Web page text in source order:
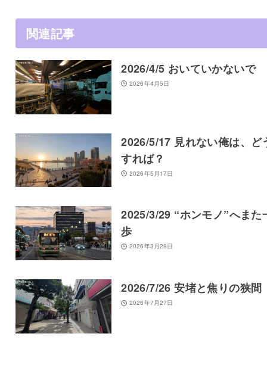
関連記事
2026/4/5 おいていかないで
2026年4月5日
2026/5/17 見れない俺は、ど
すれば？
2026年5月17日
2025/3/29 “ホンモノ”へまた
歩
2026年3月29日
2026/7/26 安堵と焦りの狭間
2026年7月27日